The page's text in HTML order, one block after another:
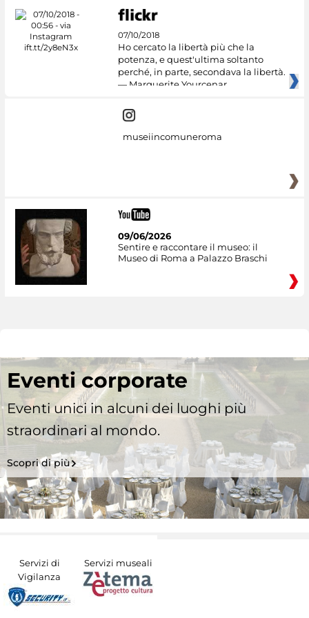
07/10/2018
Ho cercato la libertà più che la
potenza, e quest'ultima soltanto
perché, in parte, secondava la libertà.
— Marguerite Yourcenar
museiincomuneroma
09/06/2026
Sentire e raccontare il museo: il
Museo di Roma a Palazzo Braschi
Eventi corporate
Eventi unici in alcuni dei luoghi più
straordinari al mondo.
Scopri di più
Servizi di
Vigilanza
Servizi museali